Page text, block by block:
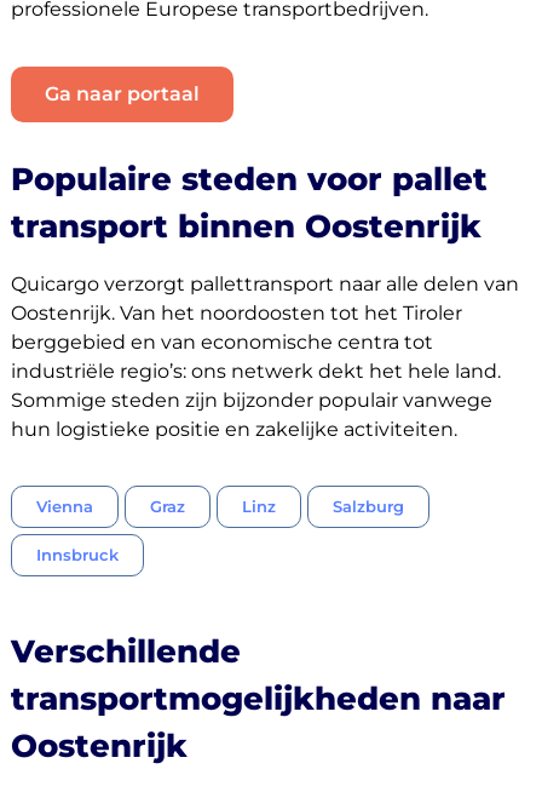
Ontdek
Nederlands
Aanmelden
professionele Europese transportbedrijven.
Ga naar portaal
Populaire steden voor pallet
transport binnen Oostenrijk
Quicargo verzorgt pallettransport naar alle delen van
Oostenrijk. Van het noordoosten tot het Tiroler
berggebied en van economische centra tot
industriële regio’s: ons netwerk dekt het hele land.
Sommige steden zijn bijzonder populair vanwege
hun logistieke positie en zakelijke activiteiten.
Vienna Graz Linz Salzburg
Innsbruck
Verschillende
transportmogelijkheden naar
Oostenrijk